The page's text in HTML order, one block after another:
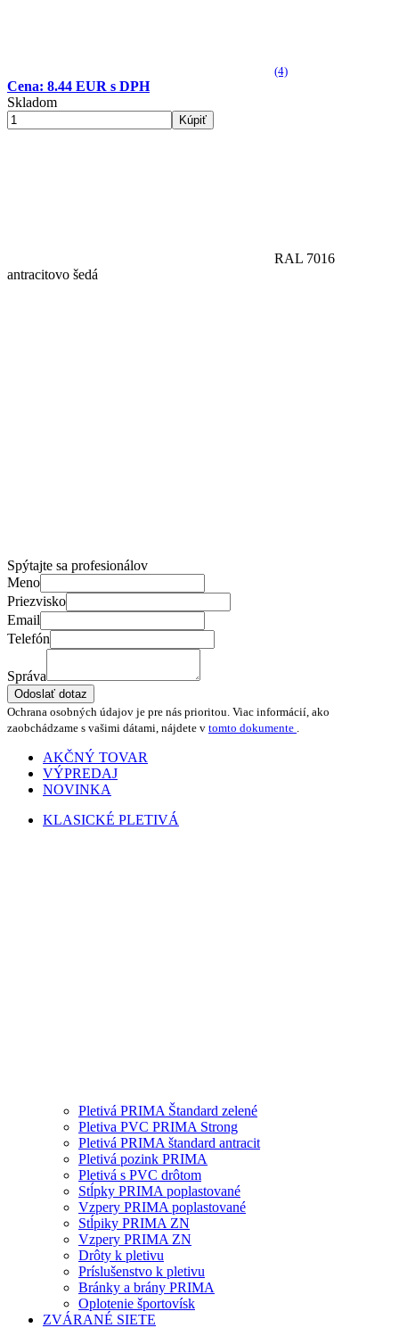
(4)
Cena: 8.44 EUR s DPH
Skladom
Kúpiť
RAL 7016
antracitovo šedá
Spýtajte sa profesionálov
Meno
Priezvisko
Email
Telefón
Správa
Odoslať dotaz
Ochrana osobných údajov je pre nás prioritou. Viac informácií, ako
zaobchádzame s vašimi dátami, nájdete v tomto dokumente
AKČNÝ TOVAR
VÝPREDAJ
NOVINKA
KLASICKÉ PLETIVÁ
Pletivá PRIMA Štandard zelené
Pletiva PVC PRIMA Strong
Pletivá PRIMA štandard antracit
Pletivá pozink PRIMA
Pletivá s PVC drôtom
Stĺpky PRIMA poplastované
Vzpery PRIMA poplastované
Stĺpiky PRIMA ZN
Vzpery PRIMA ZN
Drôty k pletivu
Príslušenstvo k pletivu
Bránky a brány PRIMA
Oplotenie športovísk
ZVÁRANÉ SIETE